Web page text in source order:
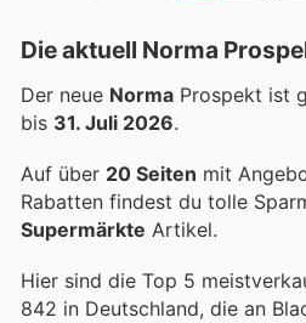
Die aktuell Norma
Der neue Norma Prospekt ist
bis 31. Juli 2026.
Auf über 20 Seiten mit
Rabatten findest du tolle
Supermärkte Artikel.
Hier sind die Top 5
842 in Deutschland, die an